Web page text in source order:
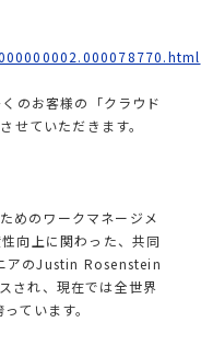
のお客様の「クラウド
せていただきます。
めのワークマネージメ
向上に関わった、共同
アのJustin Rosenstein
され、現在では全世界
ています。